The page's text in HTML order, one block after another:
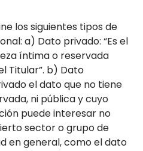
los siguientes tipos de
a) Dato privado: “Es el
íntima o reservada
Titular”. b) Dato
el dato que no tiene
ni pública y cuyo
puede interesar no
sector o grupo de
en general, como el dato